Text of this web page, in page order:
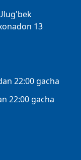
13
22:00 gacha
22:00 gacha